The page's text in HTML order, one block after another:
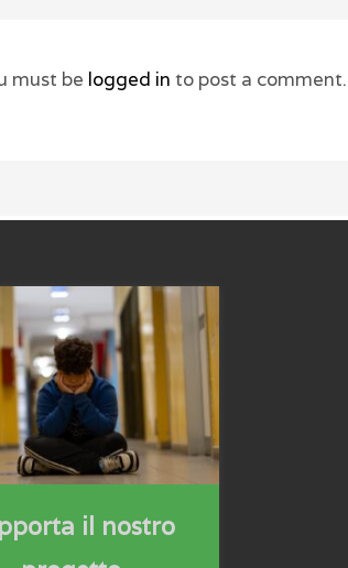
must be logged in to post a comment.
il nostro